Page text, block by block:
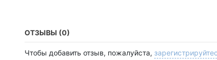
ОТЗЫВЫ (0)
Чтобы добавить отзыв, пожалуйста,